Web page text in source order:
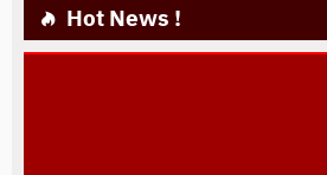
Hot News !